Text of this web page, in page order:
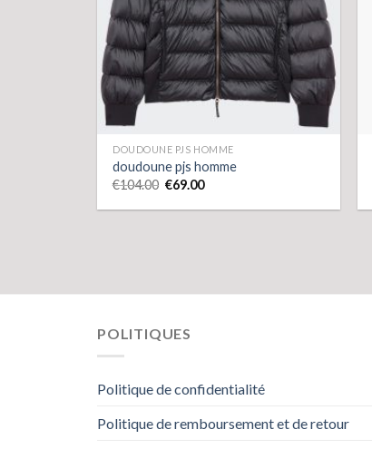
DOUDOUNE PJS HOMME
doudoune pjs homme
€104.00 €69.00
POLITIQUES
Politique de confidentialité
Politique de remboursement et de retour